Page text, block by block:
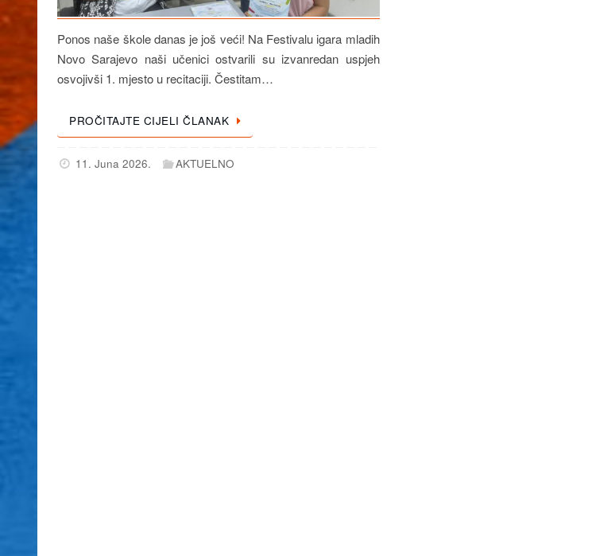
Ponos naše škole danas je još veći! Na Festivalu igara mladih
Novo Sarajevo naši učenici ostvarili su izvanredan uspjeh
osvojivši 1. mjesto u recitaciji. Čestitam…
PROČITAJTE CIJELI ČLANAK
11. Juna 2026. AKTUELNO